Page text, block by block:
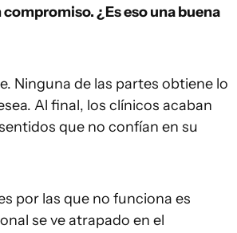
compromiso. ¿Es eso una buena
Ninguna de las partes obtiene lo
Al final, los clínicos acaban
que no confían en su
por las que no funciona es
se ve atrapado en el